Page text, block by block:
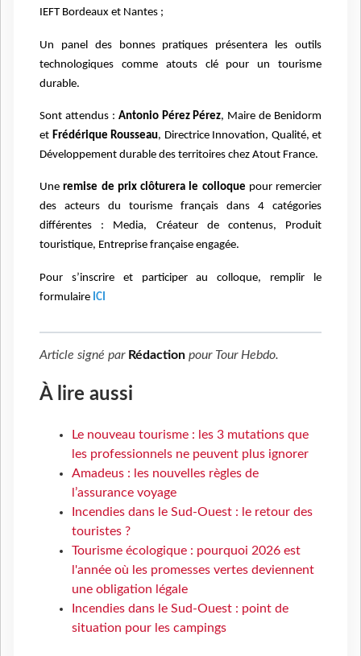
IEFT Bordeaux et Nantes ;
Un panel des bonnes pratiques présentera les outils
technologiques comme atouts clé pour un tourisme
durable.
Sont attendus : Antonio Pérez Pérez, Maire de Benidorm
et Frédérique Rousseau, Directrice Innovation, Qualité, et
Développement durable des territoires chez Atout France.
Uneremise de prix clôturera le colloque pour remercier
des acteurs du tourisme français dans 4 catégories
différentes : Media, Créateur de contenus, Produit
touristique, Entreprise française engagée.
Pour s’inscrire et participer au colloque, remplir le
formulaire ICI
Article signé par Rédaction pour Tour Hebdo.
À lire aussi
Le nouveau tourisme : les 3 mutations que
les professionnels ne peuvent plus ignorer
Amadeus : les nouvelles règles de
l’assurance voyage
Incendies dans le Sud-Ouest : le retour des
touristes ?
Tourisme écologique : pourquoi 2026 est
l'année où les promesses vertes deviennent
une obligation légale
Incendies dans le Sud-Ouest : point de
situation pour les campings